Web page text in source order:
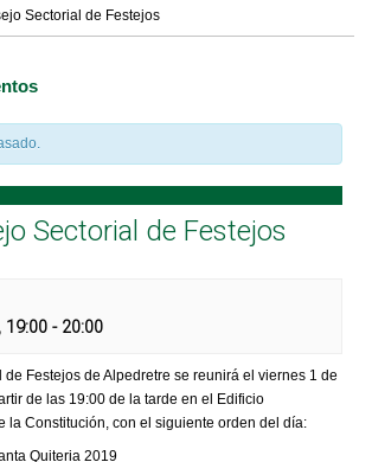
Sectorial de Festejos
Sectorial de Festejos
19:00 - 20:00
de Festejos de Alpedretre se reunirá el viernes 1 de
de las 19:00 de la tarde en el Edificio
la Constitución, con el siguiente orden del día:
Quiteria 2019